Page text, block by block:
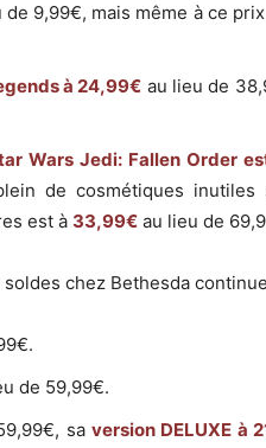
de 9,99€, mais même à ce
à 24,99€ au lieu de
Wars Jedi: Fallen Order
de cosmétiques
est à 33,99€ au lieu de
soldes chez Bethesda
de 59,99€.
saversion DELUXE à